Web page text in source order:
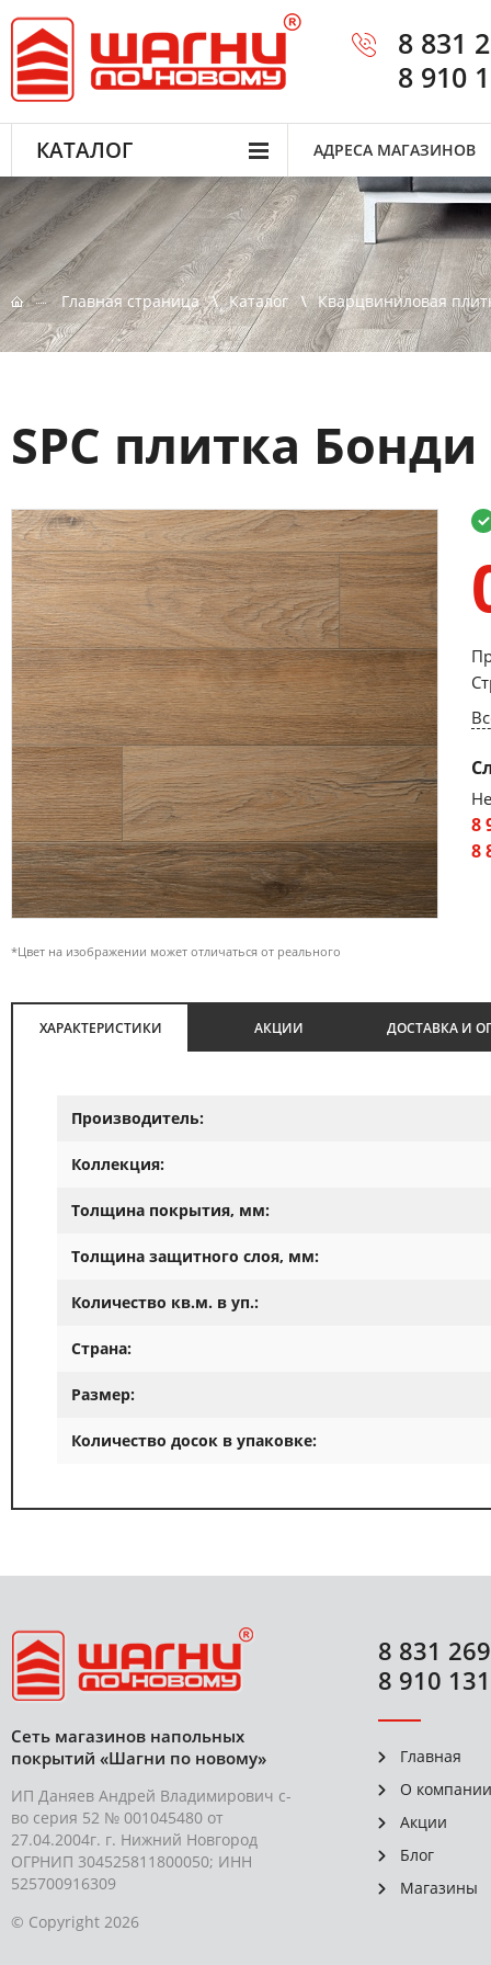
8 831
8 910
КАТАЛОГ АДРЕСА МАГАЗИНОВ
Главная страница Каталог Кварцвиниловая
SPC плитка Бонди
*Цвет на изображении может отличаться от реального
8
8
ХАРАКТЕРИСТИКИ АКЦИИ ДОСТАВКА И
Производитель:
Коллекция:
Толщина покрытия, мм:
Толщина защитного слоя, мм:
Количество кв.м. в уп.:
Страна:
Размер:
Количество досок в упаковке:
Сеть магазинов напольных
покрытий «Шагни по новому»
ИП Даняев Андрей Владимирович с-
во серия 52 № 001045480 от
27.04.2004г. г. Нижний Новгород
ОГРНИП 304525811800050; ИНН
525700916309
© Copyright 2026
8 831
8 910
Главная
О компании
Акции
Блог
Магазины